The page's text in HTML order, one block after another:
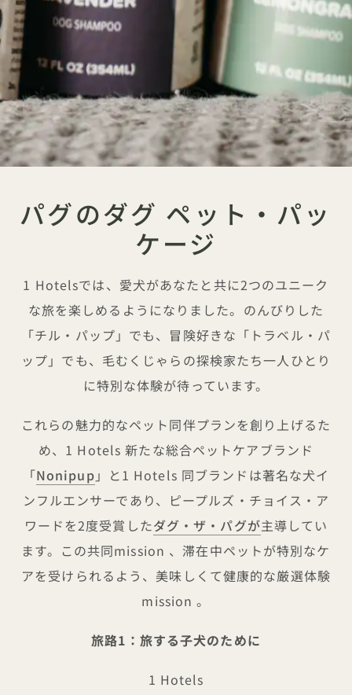
パグのダグ ペット・パッ
ケージ
1 Hotelsでは、愛犬があなたと共に2つのユニーク
な旅を楽しめるようになりました。のんびりした
「チル・パップ」でも、冒険好きな「トラベル・パ
ップ」でも、毛むくじゃらの探検家たち一人ひとり
に特別な体験が待っています。
これらの魅力的なペット同伴プランを創り上げるた
め、1 Hotels 新たな総合ペットケアブランド
「Nonipup 」と1 Hotels 同ブランドは著名な犬イ
ンフルエンサーであり、ピープルズ・チョイス・ア
ワードを2度受賞したダグ・ザ・パグが主導してい
ます。この共同mission 、滞在中ペットが特別なケ
アを受けられるよう、美味しくて健康的な厳選体験
mission 。
旅路1：旅する子犬のために
1 Hotels